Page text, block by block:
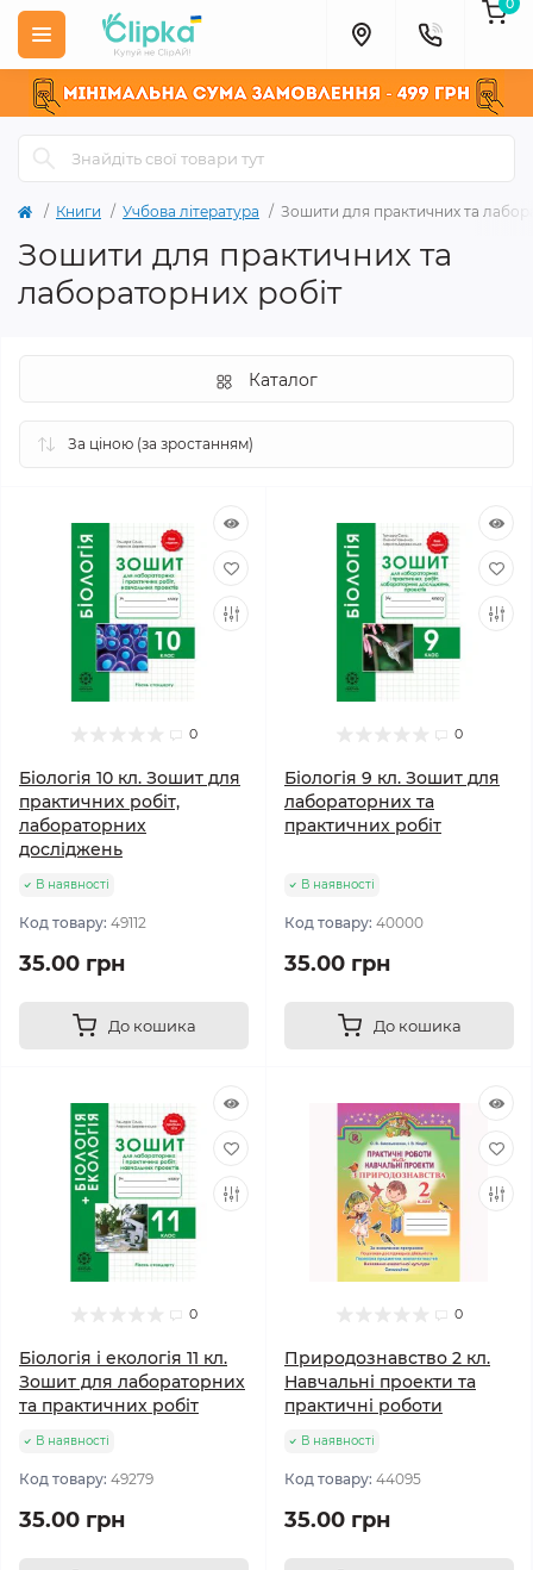
Книги Учбова література Зошити для практичних та
Зошити для практичних та
лабораторних робіт
Каталог
0
Біологія 10 кл. Зошит для
практичних робіт,
лабораторних
досліджень
В наявності
Код товару: 49112
35.00 грн
До кошика
0
Біологія 9 кл. Зошит для
лабораторних та
практичних робіт
В наявності
Код товару: 40000
35.00 грн
До кошика
0
Біологія і екологія 11 кл.
Зошит для лабораторних
та практичних робіт
В наявності
Код товару: 49279
35.00 грн
0
Природознавство 2 кл.
Навчальні проекти та
практичні роботи
В наявності
Код товару: 44095
35.00 грн